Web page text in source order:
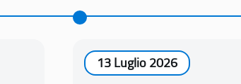
13 Luglio 2026